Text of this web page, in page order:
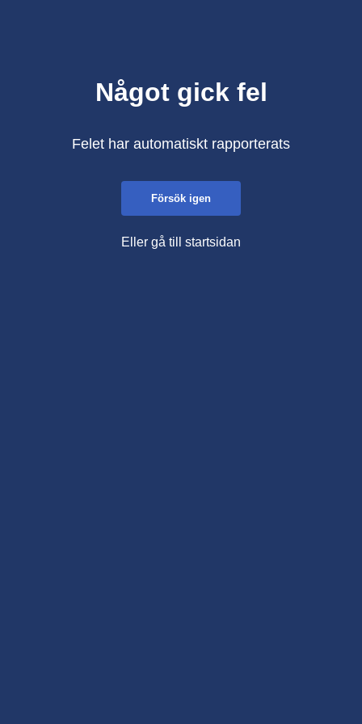
Något gick fel
Felet har automatiskt rapporterats
Försök igen
Eller gå till startsidan